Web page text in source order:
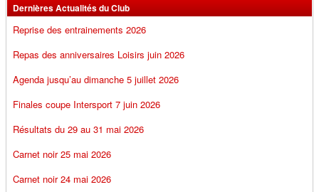
Dernières Actualités du Club
Reprise des entrainements 2026
Repas des anniversaires Loisirs juin 2026
Agenda jusqu’au dimanche 5 juillet 2026
Finales coupe Intersport 7 juin 2026
Résultats du 29 au 31 mai 2026
Carnet noir 25 mai 2026
Carnet noir 24 mai 2026